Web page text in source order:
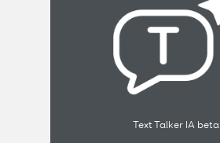
Text Talker IA beta